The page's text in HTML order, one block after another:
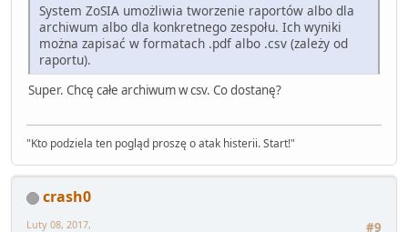
System ZoSIA umożliwia tworzenie raportów albo dla
archiwum albo dla konkretnego zespołu. Ich wyniki
można zapisać w formatach .pdf albo .csv (zależy od
raportu).
Super. Chcę całe archiwum w csv. Co dostanę?
"Kto podziela ten pogląd proszę o atak histerii. Start!"
crash0
#9
Luty 08, 2017,